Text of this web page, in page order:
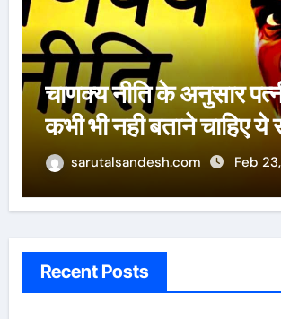
ऐसे 100 बार मरूंगी, मेरी
बची लाखों महिलाओं की
पांडेय
sarutalsandesh.com Feb
Recent Posts